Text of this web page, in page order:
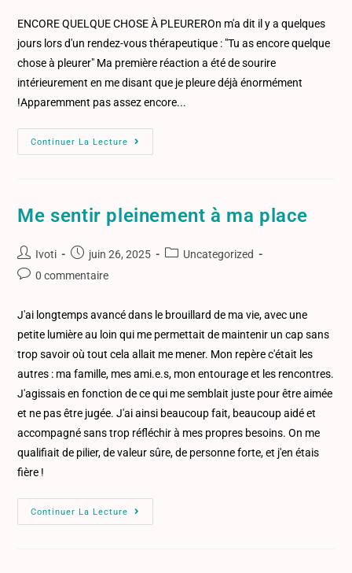
ENCORE QUELQUE CHOSE À PLEUREROn m'a dit il y a quelques
jours lors d'un rendez-vous thérapeutique : "Tu as encore quelque
chose à pleurer" Ma première réaction a été de sourire
intérieurement en me disant que je pleure déjà énormément
!Apparemment pas assez encore...
Continuer La Lecture
Me sentir pleinement à ma place
Ivoti juin 26, 2025
Uncategorized
0 commentaire
J'ai longtemps avancé dans le brouillard de ma vie, avec une
petite lumière au loin qui me permettait de maintenir un cap sans
trop savoir où tout cela allait me mener. Mon repère c'était les
autres : ma famille, mes ami.e.s, mon entourage et les rencontres.
J'agissais en fonction de ce qui me semblait juste pour être aimée
et ne pas être jugée. J'ai ainsi beaucoup fait, beaucoup aidé et
accompagné sans trop réfléchir à mes propres besoins. On me
qualifiait de pilier, de valeur sûre, de personne forte, et j'en étais
fière !
Continuer La Lecture